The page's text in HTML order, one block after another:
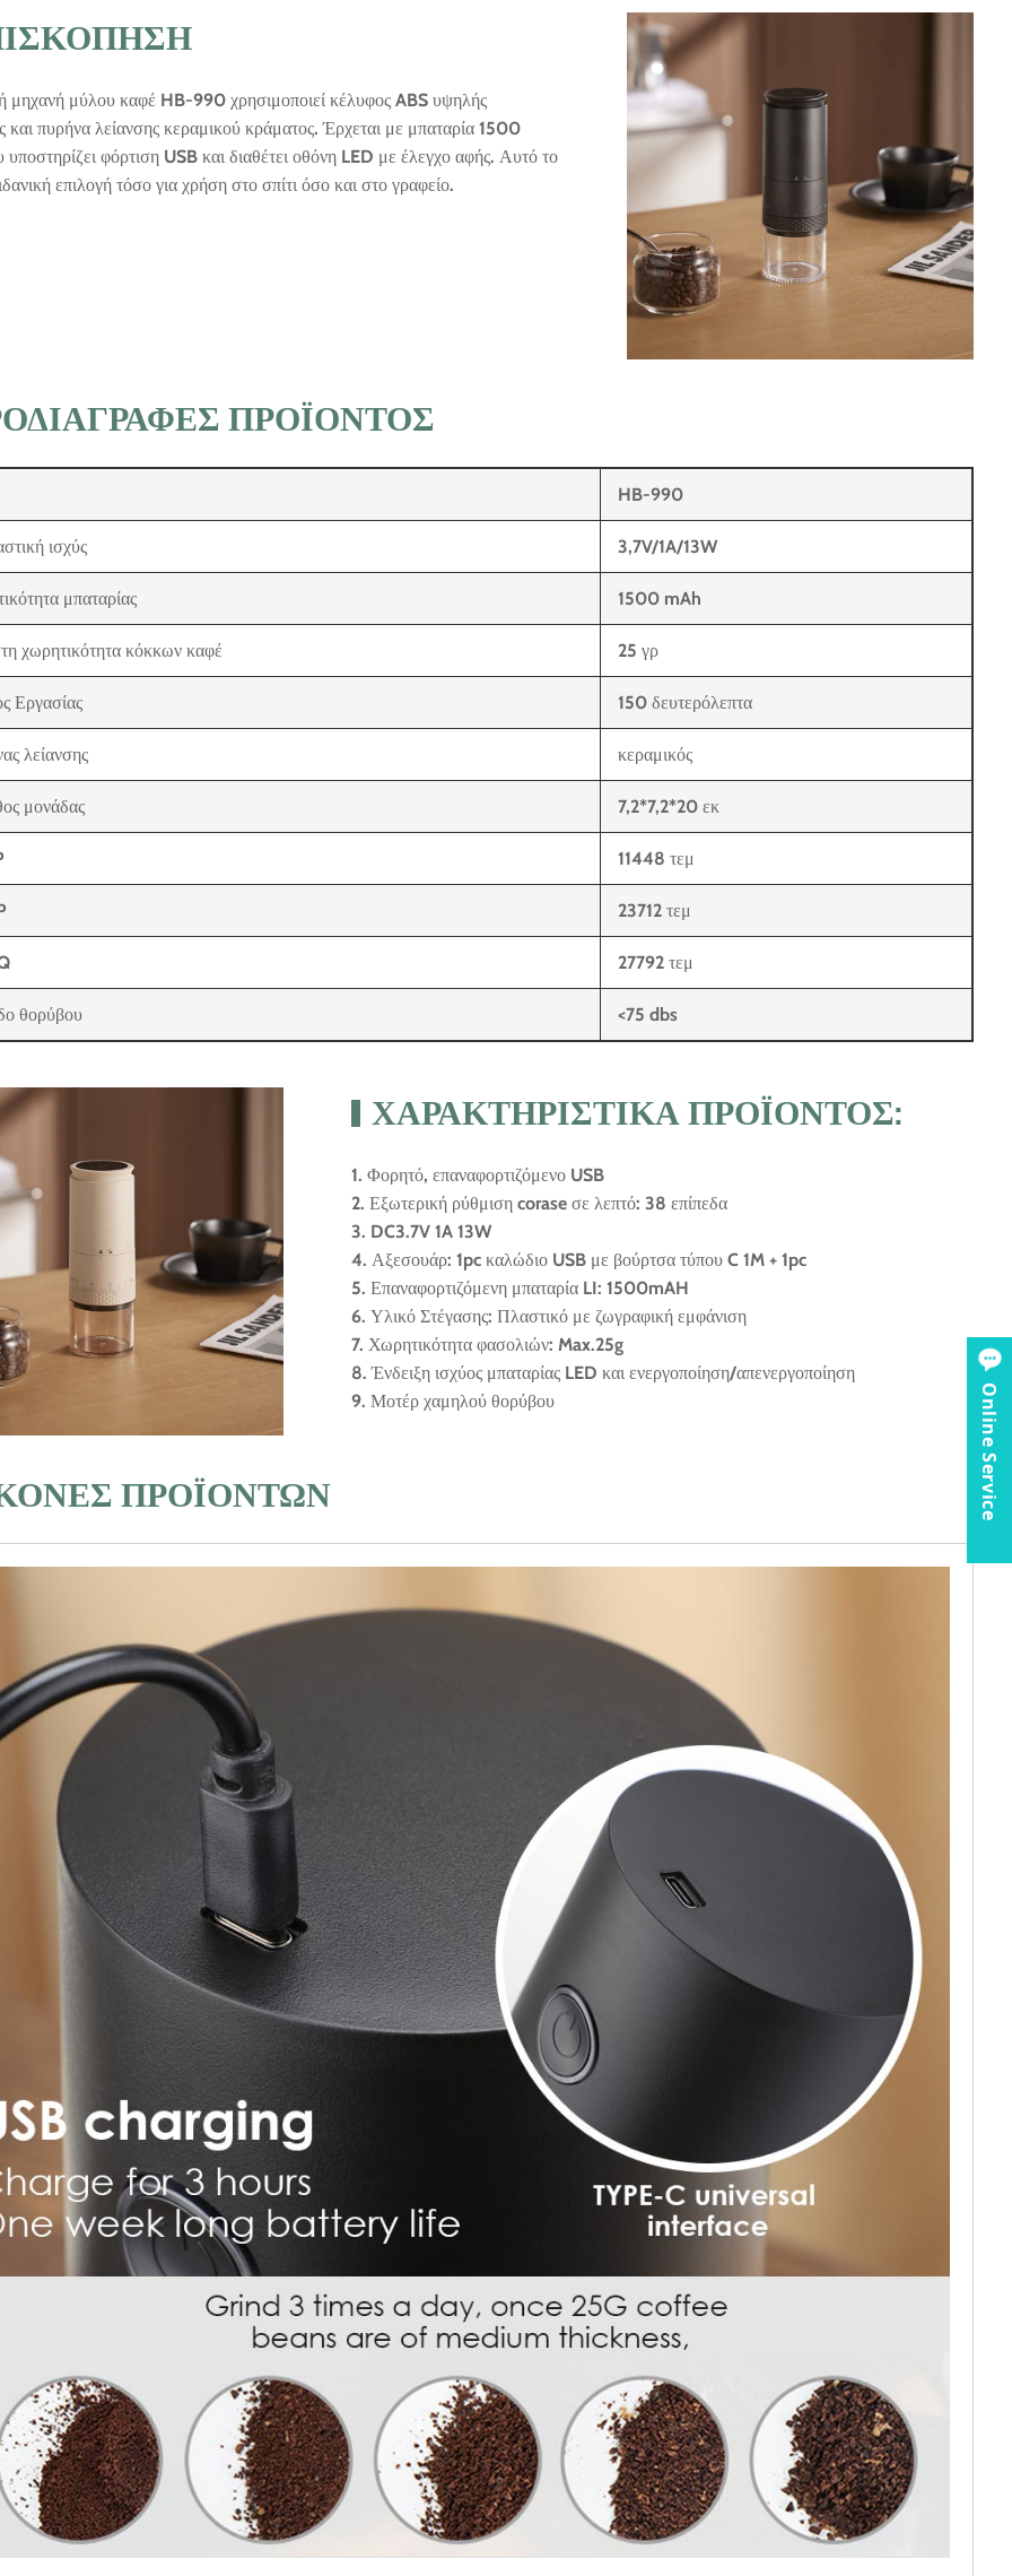
μηχανή μύλου καφέ HB-990 χρησιμοποιεί κέλυφος ABS υψηλής
και πυρήνα λείανσης κεραμικού κράματος. Έρχεται με μπαταρία 1500
φόρτιση USB και διαθέτει οθόνη LED με έλεγχο αφής. Αυτό το
επιλογή τόσο για χρήση στο σπίτι όσο και στο γραφείο.
ΠΡΟΪΌΝΤΟΣ
HB-990
ισχύς 3,7V/1A/13W
μπαταρίας 1500 mAh
χωρητικότητα κόκκων καφέ 25 γρ
Εργασίας 150 δευτερόλεπτα
λείανσης κεραμικός
μονάδας 7,2*7,2*20 εκ
11448 τεμ
23712 τεμ
27792 τεμ
θορύβου <75 dbs
ΧΑΡΑΚΤΗΡΙΣΤΙΚΆ ΠΡΟΪΌΝΤΟΣ:
1. Φορητό, επαναφορτιζόμενο USB
2. Εξωτερική ρύθμιση corase σε λεπτό: 38 επίπεδα
3. DC3.7V 1A 13W
4. Αξεσουάρ: 1pc καλώδιο USB με βούρτσα τύπου C 1M + 1pc
5. Επαναφορτιζόμενη μπαταρία LI: 1500mAH
6. Υλικό Στέγασης: Πλαστικό με ζωγραφική εμφάνιση
7. Χωρητικότητα φασολιών: Max.25g
8. Ένδειξη ισχύος μπαταρίας LED και ενεργοποίηση/απενεργοποίηση
9. Μοτέρ χαμηλού θορύβου
ΠΡΟΪΌΝΤΩΝ Online Service